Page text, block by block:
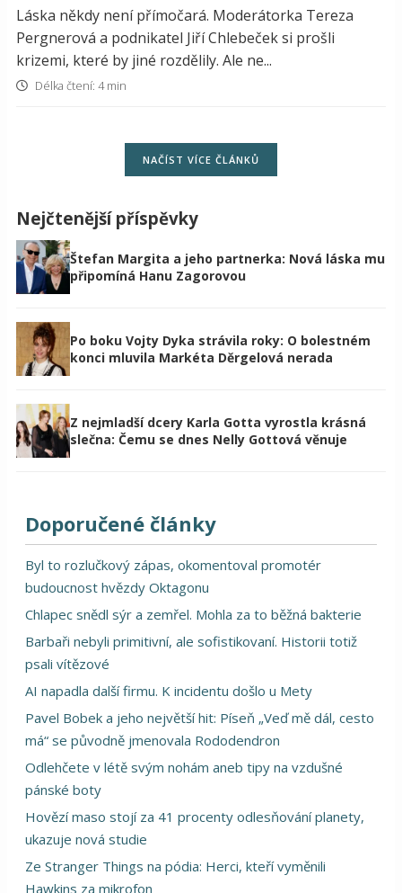
Láska někdy není přímočará. Moderátorka Tereza
Pergnerová a podnikatel Jiří Chlebeček si prošli
krizemi, které by jiné rozdělily. Ale ne...
Délka čtení: 4 min
NAČÍST VÍCE ČLÁNKŮ
Nejčtenější příspěvky
Štefan Margita a jeho partnerka: Nová láska mu
připomíná Hanu Zagorovou
Po boku Vojty Dyka strávila roky: O bolestném
konci mluvila Markéta Děrgelová nerada
Z nejmladší dcery Karla Gotta vyrostla krásná
slečna: Čemu se dnes Nelly Gottová věnuje
Doporučené články
Byl to rozlučkový zápas, okomentoval promotér
budoucnost hvězdy Oktagonu
Chlapec snědl sýr a zemřel. Mohla za to běžná bakterie
Barbaři nebyli primitivní, ale sofistikovaní. Historii totiž
psali vítězové
AI napadla další firmu. K incidentu došlo u Mety
Pavel Bobek a jeho největší hit: Píseň „Veď mě dál, cesto
má“ se původně jmenovala Rododendron
Odlehčete v létě svým nohám aneb tipy na vzdušné
pánské boty
Hovězí maso stojí za 41 procenty odlesňování planety,
ukazuje nová studie
Ze Stranger Things na pódia: Herci, kteří vyměnili
Hawkins za mikrofon